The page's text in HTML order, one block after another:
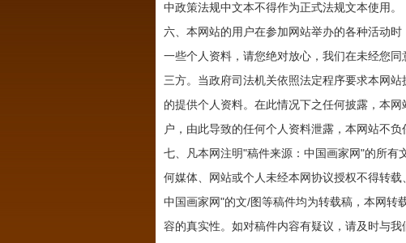
中政策法规中文本不得作为正式法规文本使用。
六、本网站的用户在参加网站举办的各种活动
一些个人资料，请您绝对放心，我们在未经您
三方。当政府司法机关依照法定程序要求本网
的提供个人资料。在此情况下之任何披露，本
户，由此导致的任何个人资料泄露，本网站不负
七、凡本网注明"稿件来源：中国画家网"的所有
何媒体、网站或个人未经本网协议授权不得转
中国画家网"的文/图等稿件均为转载稿，本网转
容的真实性。如对稿件内容有疑议，请及时与我